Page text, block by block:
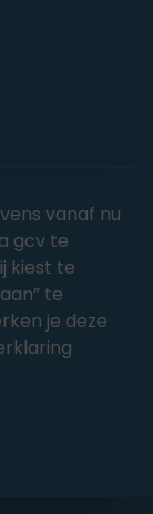
vanaf nu
gcv te
kiest te
te
je deze